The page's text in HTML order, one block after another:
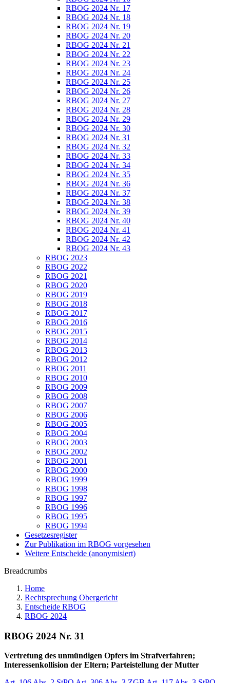
RBOG 2024 Nr. 17
RBOG 2024 Nr. 18
RBOG 2024 Nr. 19
RBOG 2024 Nr. 20
RBOG 2024 Nr. 21
RBOG 2024 Nr. 22
RBOG 2024 Nr. 23
RBOG 2024 Nr. 24
RBOG 2024 Nr. 25
RBOG 2024 Nr. 26
RBOG 2024 Nr. 27
RBOG 2024 Nr. 28
RBOG 2024 Nr. 29
RBOG 2024 Nr. 30
RBOG 2024 Nr. 31
RBOG 2024 Nr. 32
RBOG 2024 Nr. 33
RBOG 2024 Nr. 34
RBOG 2024 Nr. 35
RBOG 2024 Nr. 36
RBOG 2024 Nr. 37
RBOG 2024 Nr. 38
RBOG 2024 Nr. 39
RBOG 2024 Nr. 40
RBOG 2024 Nr. 41
RBOG 2024 Nr. 42
RBOG 2024 Nr. 43
RBOG 2023
RBOG 2022
RBOG 2021
RBOG 2020
RBOG 2019
RBOG 2018
RBOG 2017
RBOG 2016
RBOG 2015
RBOG 2014
RBOG 2013
RBOG 2012
RBOG 2011
RBOG 2010
RBOG 2009
RBOG 2008
RBOG 2007
RBOG 2006
RBOG 2005
RBOG 2004
RBOG 2003
RBOG 2002
RBOG 2001
RBOG 2000
RBOG 1999
RBOG 1998
RBOG 1997
RBOG 1996
RBOG 1995
RBOG 1994
Gesetzesregister
Zur Publikation im RBOG vorgesehen
Weitere Entscheide (anonymisiert)
Breadcrumbs
Home
Rechtsprechung Obergericht
Entscheide RBOG
RBOG 2024
RBOG 2024 Nr. 31
Vertretung des unmündigen Opfers im Strafverfahren;
Interessenkollision der Eltern; Parteistellung der Mutter